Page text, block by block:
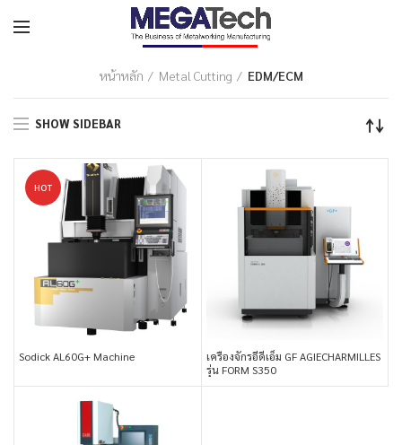
หน้าหลัก Metal Cutting EDM/ECM
SHOW SIDEBAR
HOT
Sodick AL60G+ Machine
เครื่องจักรอีดีเอ็ม GF AGIECHARMILLES
รุ่น FORM S350